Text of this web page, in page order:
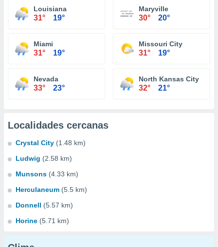
Louisiana
31° 19°
Maryville
30° 20°
Miami
31° 19°
Missouri City
31° 19°
Nevada
33° 23°
North Kansas City
32° 21°
Localidades cercanas
Crystal City (1.48 km)
Ludwig (2.58 km)
Munsons (4.33 km)
Herculaneum (5.5 km)
Donnell (5.57 km)
Horine (5.71 km)